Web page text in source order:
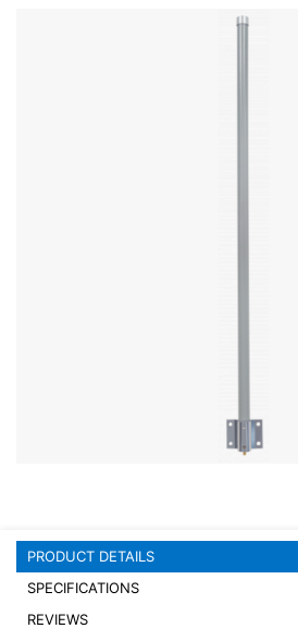
ADSL, Wan / Lan Routers, Wi-Fi
PC
PRODUCT DETAILS
SPECIFICATIONS
REVIEWS